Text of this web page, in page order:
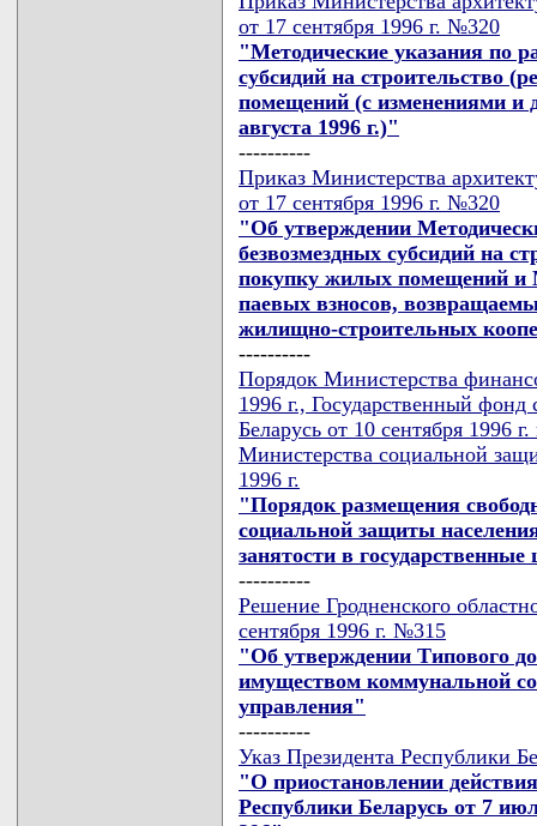
от 17 сентября 1996 г. №320
"Методические указания по
субсидий на строительство
помещений (с изменениями и
августа 1996 г.)"
----------
Приказ Министерства
от 17 сентября 1996 г. №320
"Об утверждении
безвозмездных субсидий на
покупку жилых помещений и
паевых взносов,
жилищно-строительных
----------
Порядок Министерства
1996 г., Государственный фонд
Беларусь от 10 сентября 1996
Министерства социальной
1996 г.
"Порядок размещения
социальной защиты
занятости в
----------
Решение Гродненского
сентября 1996 г. №315
"Об утверждении Типового
имуществом коммунальной
управления"
----------
Указ Президента Республики
"О приостановлении
Республики Беларусь от 7